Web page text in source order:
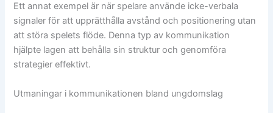
Ett annat exempel är när spelare använde icke-verbala
signaler för att upprätthålla avstånd och positionering utan
att störa spelets flöde. Denna typ av kommunikation
hjälpte lagen att behålla sin struktur och genomföra
strategier effektivt.
Utmaningar i kommunikationen bland ungdomslag